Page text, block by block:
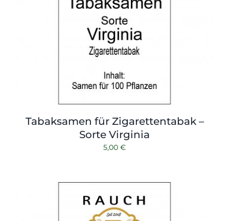
Tabaksamen für Zigarettentabak –
Sorte Virginia
5,00 €